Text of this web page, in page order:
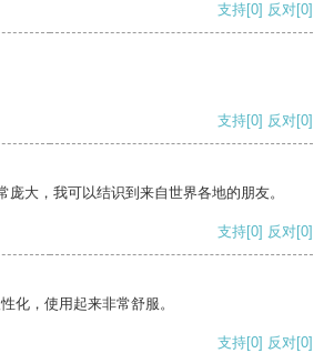
支持[0] 反对[0]
支持[0] 反对[0]
庞大，我可以结识到来自世界各地的朋友。
支持[0] 反对[0]
化，使用起来非常舒服。
支持[0] 反对[0]